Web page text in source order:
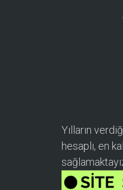
Yılların
hesaplı, en